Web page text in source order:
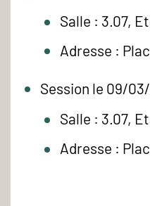
Salle : 3.07,
Adresse :
Session le 09/
Salle : 3.07,
Adresse :